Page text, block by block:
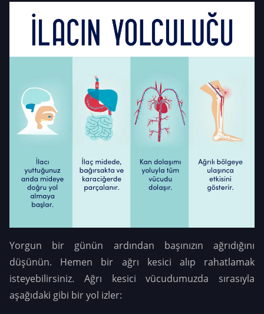
Yorgun bir günün ardından başınızın ağrıdığını
düşünün. Hemen bir ağrı kesici alıp rahatlamak
isteyebilirsiniz. Ağrı kesici vücudumuzda sırasıyla
aşağıdaki gibi bir yol izler: